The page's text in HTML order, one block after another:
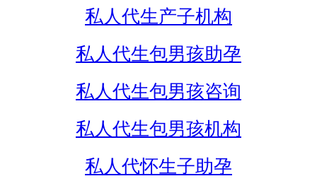
私人代生产子机构
私人代生包男孩助孕
私人代生包男孩咨询
私人代生包男孩机构
私人代怀生子助孕